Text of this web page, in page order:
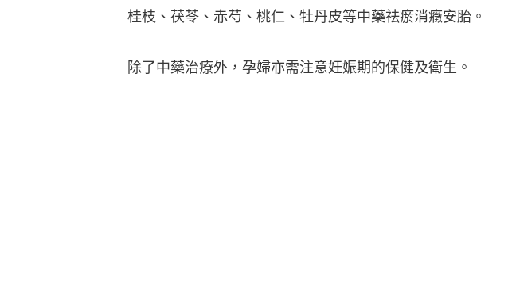
桂枝、茯苓、赤芍、桃仁、牡丹皮等中藥祛瘀消癥安胎。
除了中藥治療外，孕婦亦需注意妊娠期的保健及衛生。